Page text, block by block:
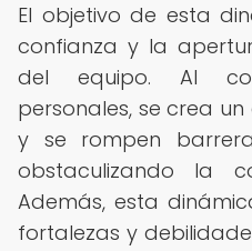
El objetivo de esta
confianza y la
del equipo. Al
personales, se crea
y se rompen
obstaculizando la
Además, esta
fortalezas y